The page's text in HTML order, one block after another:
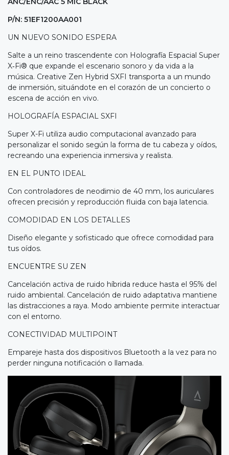
P/N: 51EF1200AA001
UN NUEVO SONIDO ESPERA
Salte a un reino trascendente con Holografía Espacial Super
X‑Fi® que expande el escenario sonoro y da vida a la
música. Creative Zen Hybrid SXFI transporta a un mundo
de inmersión, situándote en el corazón de un concierto o
escena de acción en vivo.
HOLOGRAFÍA ESPACIAL SXFI
Super X-Fi utiliza audio computacional avanzado para
personalizar el sonido según la forma de tu cabeza y oídos,
recreando una experiencia inmersiva y realista.
EN EL PUNTO IDEAL
Con controladores de neodimio de 40 mm, los auriculares
ofrecen precisión y reproducción fluida con baja latencia.
COMODIDAD EN LOS DETALLES
Diseño elegante y sofisticado que ofrece comodidad para
tus oídos.
ENCUENTRE SU ZEN
Cancelación activa de ruido híbrida reduce hasta el 95% del
ruido ambiental. Cancelación de ruido adaptativa mantiene
las distracciones a raya. Modo ambiente permite interactuar
con el entorno.
CONECTIVIDAD MULTIPOINT
Empareje hasta dos dispositivos Bluetooth a la vez para no
perder ninguna notificación o llamada.